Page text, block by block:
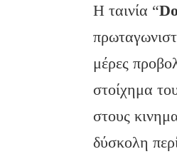
Η ταινία “
μέρες
στοίχημα
στους
δύσκολη